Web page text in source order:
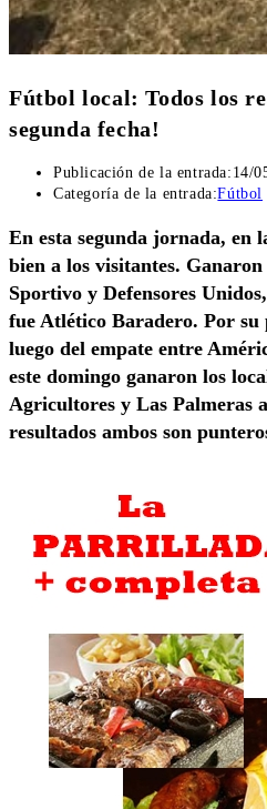
Fútbol local: Todos los
segunda fecha!
Publicación de la entrada: 14/
Categoría de la entrada:Fútbol
En esta segunda jornada, en
bien a los visitantes.
Sportivo y Defensores
fue Atlético Baradero. Por
luego del empate entre
este domingo ganaron los
Agricultores y Las Palmeras
resultados ambos son